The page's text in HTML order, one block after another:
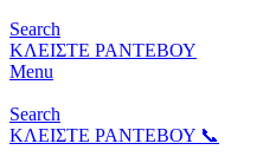
Search
ΚΛΕΙΣΤΕ ΡΑΝΤΕΒΟΥ
Menu
Search
ΚΛΕΙΣΤΕ ΡΑΝΤΕΒΟΥ 📞